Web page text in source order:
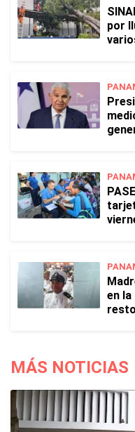
por
en
MÁS NOTICIAS